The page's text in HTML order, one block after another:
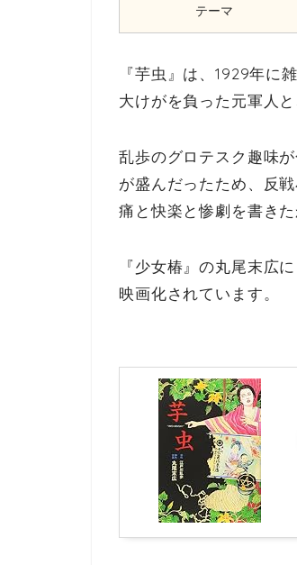
テーマ
『芋虫』は、1929年に
大けがを負った元軍人
乱歩のグロテスク趣味
が盛んだったため、反
痛と快楽と惨劇を書き
『少女椿』の丸尾末広
映画化されています。